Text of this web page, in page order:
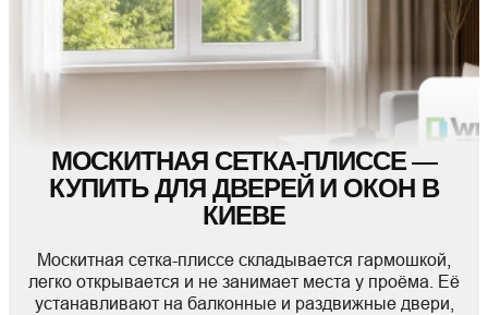
МОСКИТНАЯ СЕТКА-ПЛИССЕ —
КУПИТЬ ДЛЯ ДВЕРЕЙ И ОКОН В
КИЕВЕ
Москитная сетка-плиссе складывается гармошкой,
легко открывается и не занимает места у проёма. Её
устанавливают на балконные и раздвижные двери,